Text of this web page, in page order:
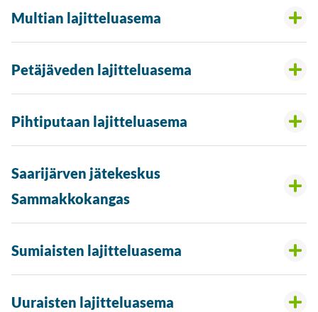
Multian lajitteluasema
Petäjäveden lajitteluasema
Pihtiputaan lajitteluasema
Saarijärven jätekeskus
Sammakkokangas
Sumiaisten lajitteluasema
Uuraisten lajitteluasema